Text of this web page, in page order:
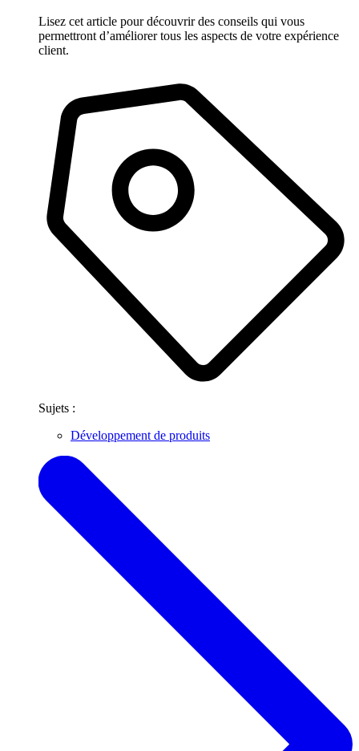
Lisez cet article pour découvrir des conseils qui vous
permettront d’améliorer tous les aspects de votre expérience
client.
Sujets :
Développement de produits